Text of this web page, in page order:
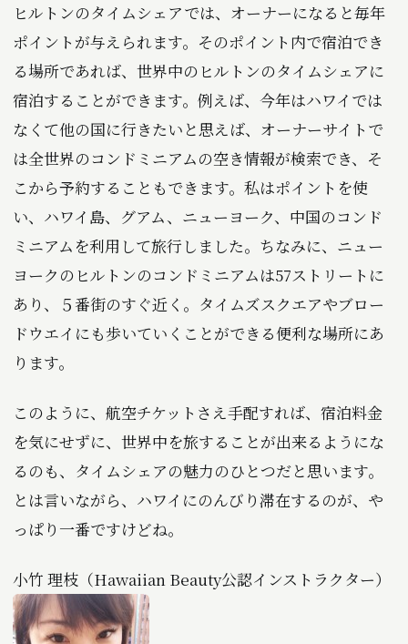
ヒルトンのタイムシェアでは、オーナーになると毎年
ポイントが与えられます。そのポイント内で宿泊でき
る場所であれば、世界中のヒルトンのタイムシェアに
宿泊することができます。例えば、今年はハワイでは
なくて他の国に行きたいと思えば、オーナーサイトで
は全世界のコンドミニアムの空き情報が検索でき、そ
こから予約することもできます。私はポイントを使
い、ハワイ島、グアム、ニューヨーク、中国のコンド
ミニアムを利用して旅行しました。ちなみに、ニュー
ヨークのヒルトンのコンドミニアムは57ストリートに
あり、５番街のすぐ近く。タイムズスクエアやブロー
ドウエイにも歩いていくことができる便利な場所にあ
ります。
このように、航空チケットさえ手配すれば、宿泊料金
を気にせずに、世界中を旅することが出来るようにな
るのも、タイムシェアの魅力のひとつだと思います。
とは言いながら、ハワイにのんびり滞在するのが、や
っぱり一番ですけどね。
小竹 理枝（Hawaiian Beauty公認インストラクター）